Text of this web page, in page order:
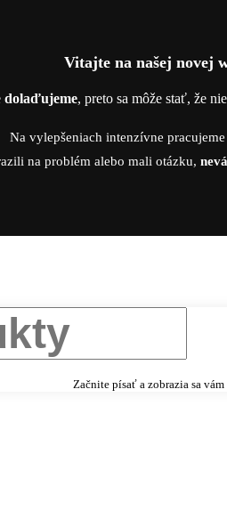
Vitajte na našej novej
dolaďujeme, preto sa môže stať, že
Na vylepšeniach intenzívne
na problém alebo mali otázku,
Začnite písať a zobrazia sa